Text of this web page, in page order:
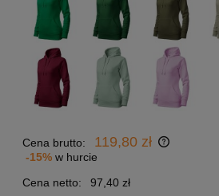
Cena brutto: 119,80 zł
-15% w hurcie
Cena netto:
97,40 zł